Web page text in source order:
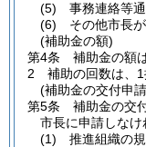
(5)
事務連絡等
(6)
その他市長
(補助金の額)
第4条
補助金の額
2
補助の回数は、
(補助金の交付申
第5条
補助金の交
市長に申請しなけ
(1)
推進組織の